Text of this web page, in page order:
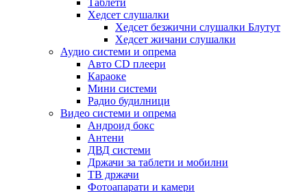
Хедсет слушалки
Хедсет безжични слушалки Блутут
Хедсет жичани слушалки
Аудио системи и опрема
Авто CD плеери
Караоке
Мини системи
Радио будилници
Видео системи и опрема
Андроид бокс
Антени
ДВД системи
Држачи за таблети и мобилни
ТВ држачи
Фотоапарати и камери